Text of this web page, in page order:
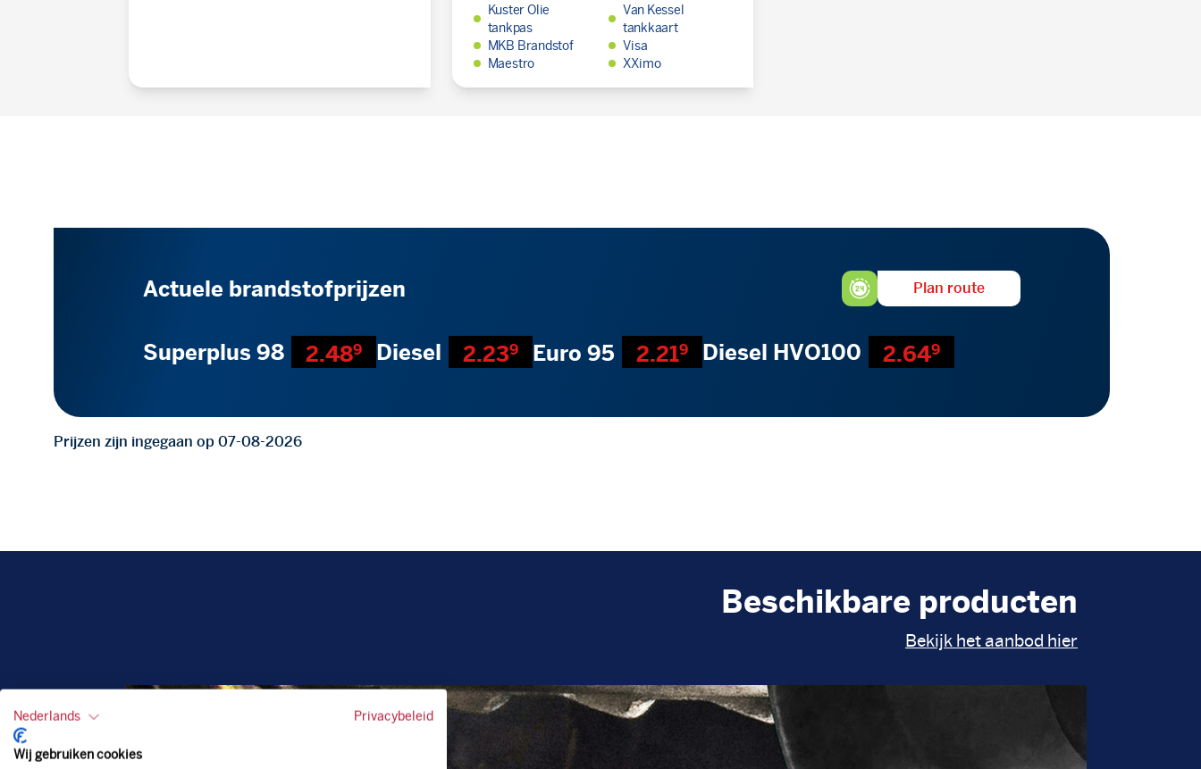
Kuster Olie
tankpas
MKB Brandstof
Maestro
Van Kessel
tankkaart
Visa
XXimo
Actuele brandstofprijzen Plan route
Superplus 98 2.489 Diesel 2.239 Euro 95 2.219 Diesel HVO100 2.649
Prijzen zijn ingegaan op 07-08-2026
Beschikbare producten
Bekijk het aanbod hier
Nederlands Privacybeleid
Wij gebruiken cookies